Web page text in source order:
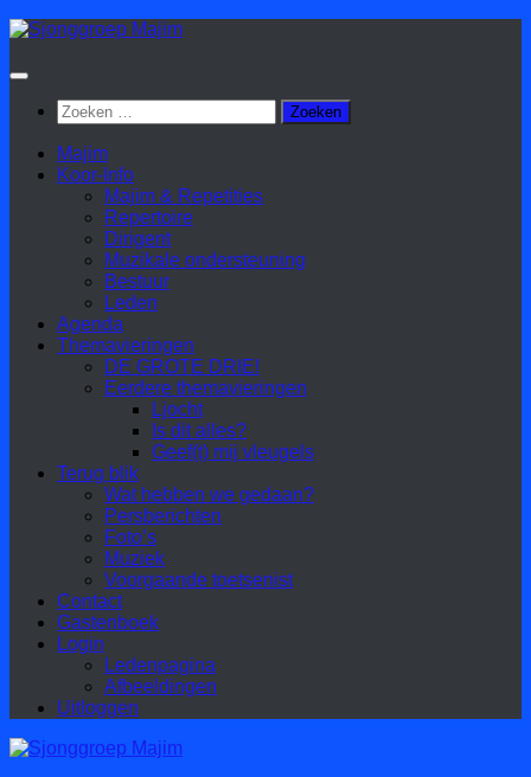
Doorgaan
inhoud
Zoeken
naar:
Majim
Koor-Info
Majim & Repetities
Repertoire
Dirigent
Muzikale ondersteuning
Bestuur
Leden
Agenda
Themavieringen
DE GROTE DRIE!
Eerdere themavieringen
Ljocht
Is dit alles?
Geef(t) mij vleugels
Terug blik
Wat hebben we gedaan?
Persberichten
Foto’s
Muziek
Voorgaande toetsenist
Contact
Gastenboek
Login
Ledenpagina
Afbeeldingen
Uitloggen